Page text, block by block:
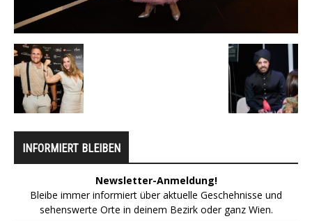
INFORMIERT BLEIBEN
Newsletter-Anmeldung!
Bleibe immer informiert über aktuelle Geschehnisse und
sehenswerte Orte in deinem Bezirk oder ganz Wien.